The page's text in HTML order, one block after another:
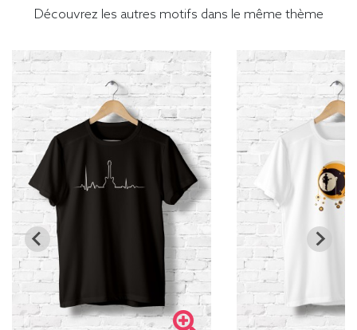
Découvrez les autres motifs dans le même thème